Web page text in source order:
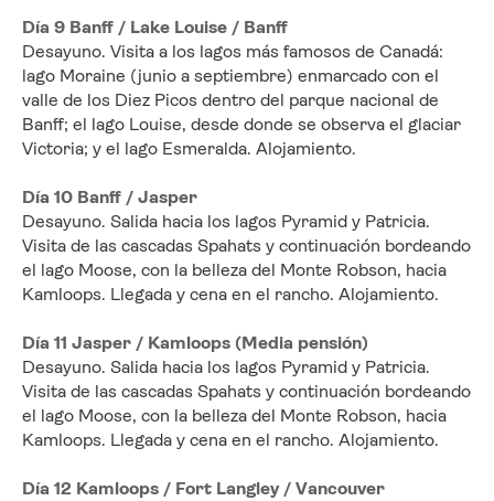
Día 9 Banff / Lake Louise / Banff
Desayuno. Visita a los lagos más famosos de Canadá:
lago Moraine (junio a septiembre) enmarcado con el
valle de los Diez Picos dentro del parque nacional de
Banff; el lago Louise, desde donde se observa el glaciar
Victoria; y el lago Esmeralda. Alojamiento.
Día 10 Banff / Jasper
Desayuno. Salida hacia los lagos Pyramid y Patricia.
Visita de las cascadas Spahats y continuación bordeando
el lago Moose, con la belleza del Monte Robson, hacia
Kamloops. Llegada y cena en el rancho. Alojamiento.
Día 11 Jasper / Kamloops (Media pensión)
Desayuno. Salida hacia los lagos Pyramid y Patricia.
Visita de las cascadas Spahats y continuación bordeando
el lago Moose, con la belleza del Monte Robson, hacia
Kamloops. Llegada y cena en el rancho. Alojamiento.
Día 12 Kamloops / Fort Langley / Vancouver